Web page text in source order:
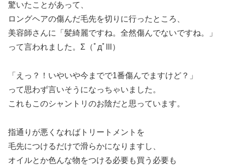
驚いたことがあって、
ロングヘアの傷んだ毛先を切りに行ったところ、
美容師さんに「髪綺麗ですね。全然傷んでないですね。」
って言われました。Σ（ﾟдﾟlll）
「えっ？！いやいや今までで1番傷んでますけど？」
って思わず言いそうになっちゃいました。
これもこのシャントリのお陰だと思っています。
指通りが悪くなればトリートメントを
毛先につけるだけで滑らかになりますし、
オイルとか色んな物をつける必要も買う必要も